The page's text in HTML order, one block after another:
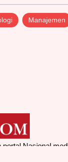
Manajemen
Nasional